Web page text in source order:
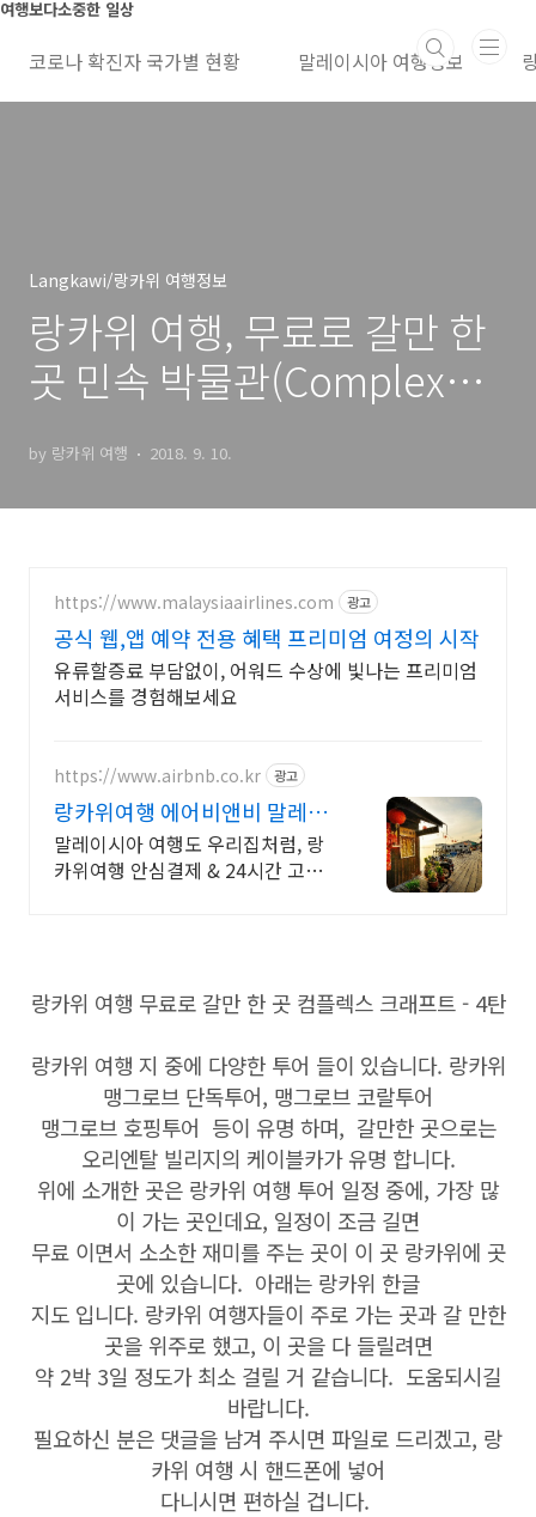
본문 바로가기
여행보다소중한 일상
코로나 확진자 국가별 현황 말레이시아 여행정보
Langkawi/랑카위 여행정보
랑카위 여행, 무료로 갈만 한
곳 민속 박물관(Complex
by 랑카위 여행 2018. 9. 10.
https://www.malaysiaairlines.com 광고
공식 웹,앱 예약 전용 혜택 프리미엄 여정의 시작
유류할증료 부담없이, 어워드 수상에 빛나는 프리미엄
서비스를 경험해보세요
https://www.airbnb.co.kr 광고
랑카위여행 에어비앤비 말레이
시아 인기숙소 둘러보기
말레이시아 여행도 우리집처럼, 랑
카위여행 안심결제 & 24시간 고객
랑카위 여행 무료로 갈만 한 곳 컴플렉스 크래프트 - 4탄
랑카위 여행 지 중에 다양한 투어 들이 있습니다. 랑카위
맹그로브 단독투어, 맹그로브 코랄투어
맹그로브 호핑투어 등이 유명 하며, 갈만한 곳으로는
오리엔탈 빌리지의 케이블카가 유명 합니다.
위에 소개한 곳은 랑카위 여행 투어 일정 중에, 가장 많
이 가는 곳인데요, 일정이 조금 길면
무료 이면서 소소한 재미를 주는 곳이 이 곳 랑카위에 곳
곳에 있습니다. 아래는 랑카위 한글
지도 입니다. 랑카위 여행자들이 주로 가는 곳과 갈 만한
곳을 위주로 했고, 이 곳을 다 들릴려면
약 2박 3일 정도가 최소 걸릴 거 같습니다. 도움되시길
바랍니다.
필요하신 분은 댓글을 남겨 주시면 파일로 드리겠고, 랑
카위 여행 시 핸드폰에 넣어
다니시면 편하실 겁니다.